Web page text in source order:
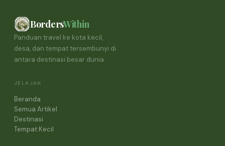
BordersWithin
Panduan travel ke kota kecil,
desa, dan tempat tersembunyi di
antara destinasi besar dunia.
JELAJAH
Beranda
Semua Artikel
Destinasi
Tempat Kecil